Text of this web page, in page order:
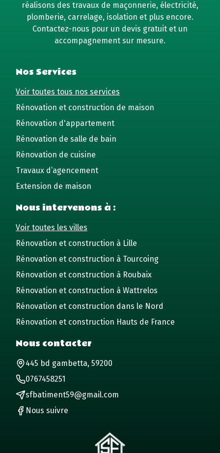
réalisons des travaux de maçonnerie, électricité,
plomberie, carrelage, isolation et plus encore.
Contactez-nous pour un devis gratuit et un
accompagnement sur mesure.
Nos Services
Voir toutes tous nos services
Rénovation et construction de maison
Rénovation d'appartement
Rénovation de salle de bain
Rénovation de cuisine
Travaux d’agencement
Extension de maison
Nous intervenons à :
Voir toutes les villes
Rénovation et construction à Lille
Rénovation et construction à Tourcoing
Rénovation et construction à Roubaix
Rénovation et construction à Wattrelos
Rénovation et construction dans le Nord
Rénovation et construction Hauts de France
Nous contacter
445 bd gambetta, 59200
0767458251
sfbatiment59@gmail.com
Nous suivre